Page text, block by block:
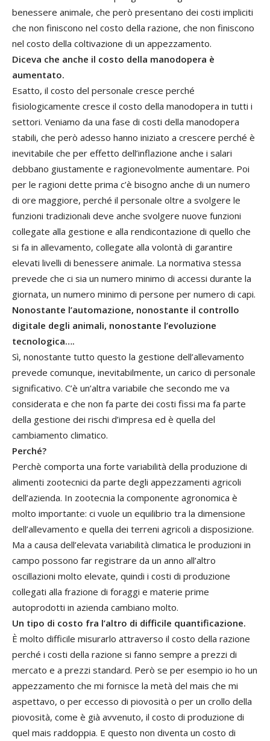
benessere animale, che però presentano dei costi impliciti
che non finiscono nel costo della razione, che non finiscono
nel costo della coltivazione di un appezzamento.
Diceva che anche il costo della manodopera è
aumentato.
Esatto, il costo del personale cresce perché
fisiologicamente cresce il costo della manodopera in tutti i
settori. Veniamo da una fase di costi della manodopera
stabili, che però adesso hanno iniziato a crescere perché è
inevitabile che per effetto dell’inflazione anche i salari
debbano giustamente e ragionevolmente aumentare. Poi
per le ragioni dette prima c’è bisogno anche di un numero
di ore maggiore, perché il personale oltre a svolgere le
funzioni tradizionali deve anche svolgere nuove funzioni
collegate alla gestione e alla rendicontazione di quello che
si fa in allevamento, collegate alla volontà di garantire
elevati livelli di benessere animale. La normativa stessa
prevede che ci sia un numero minimo di accessi durante la
giornata, un numero minimo di persone per numero di capi.
Nonostante l’automazione, nonostante il controllo
digitale degli animali, nonostante l’evoluzione
tecnologica….
Sì, nonostante tutto questo la gestione dell’allevamento
prevede comunque, inevitabilmente, un carico di personale
significativo. C’è un’altra variabile che secondo me va
considerata e che non fa parte dei costi fissi ma fa parte
della gestione dei rischi d’impresa ed è quella del
cambiamento climatico.
Perché?
Perchè comporta una forte variabilità della produzione di
alimenti zootecnici da parte degli appezzamenti agricoli
dell’azienda. In zootecnia la componente agronomica è
molto importante: ci vuole un equilibrio tra la dimensione
dell’allevamento e quella dei terreni agricoli a disposizione.
Ma a causa dell’elevata variabilità climatica le produzioni in
campo possono far registrare da un anno all’altro
oscillazioni molto elevate, quindi i costi di produzione
collegati alla frazione di foraggi e materie prime
autoprodotti in azienda cambiano molto.
Un tipo di costo fra l’altro di difficile quantificazione.
È molto difficile misurarlo attraverso il costo della razione
perché i costi della razione si fanno sempre a prezzi di
mercato e a prezzi standard. Però se per esempio io ho un
appezzamento che mi fornisce la metà del mais che mi
aspettavo, o per eccesso di piovosità o per un crollo della
piovosità, come è già avvenuto, il costo di produzione di
quel mais raddoppia. E questo non diventa un costo di